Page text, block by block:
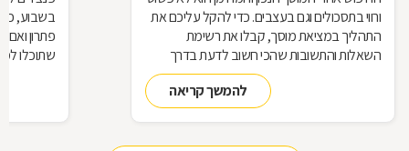
ורווי בתסכולים וגם בעצבים. כדי להקל עליכם את
התהליך במציאת מוסך, קבלו את רשימת
השאלות והתשובות שהכי חשוב לדעת בדרך
להמשך קריאה
בשבוע,
פתרון
שתוכלו